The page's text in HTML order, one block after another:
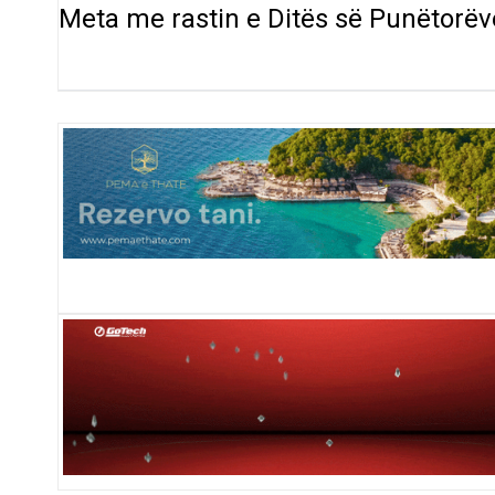
Meta me rastin e Ditës së